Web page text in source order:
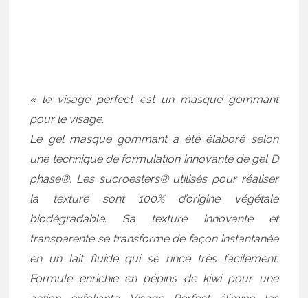
« le visage perfect est un masque gommant
pour le visage.
Le gel masque gommant a été élaboré selon
une technique de formulation innovante de gel D
phase®. Les sucroesters® utilisés pour réaliser
la texture sont 100% d’origine végétale
biodégradable. Sa texture innovante et
transparente se transforme de façon instantanée
en un lait fluide qui se rince très facilement.
Formule enrichie en pépins de kiwi pour une